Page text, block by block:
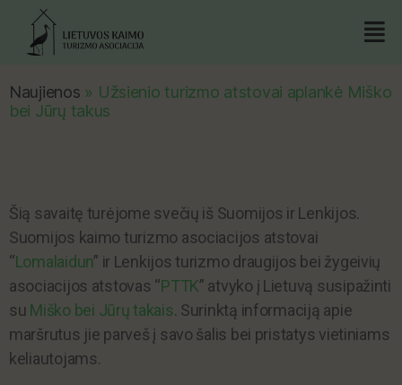
Naujienos » Užsienio turizmo atstovai aplankė Miško
bei Jūrų takus
Šią savaitę turėjome svečių iš Suomijos ir Lenkijos.
Suomijos kaimo turizmo asociacijos atstovai
“Lomalaidun” ir Lenkijos turizmo draugijos bei žygeivių
asociacijos atstovas “PTTK” atvyko į Lietuvą susipažinti
su Miško bei Jūrų takais. Surinktą informaciją apie
maršrutus jie parveš į savo šalis bei pristatys vietiniams
keliautojams.